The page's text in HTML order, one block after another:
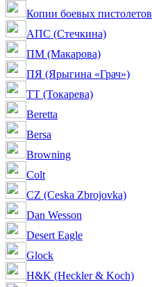
Копии боевых пистолетов
АПС (Стечкина)
ПМ (Макарова)
ПЯ (Ярыгина «Грач»)
ТТ (Токарева)
Beretta
Bersa
Browning
Colt
CZ (Ceska Zbrojovka)
Dan Wesson
Desert Eagle
Glock
H&K (Heckler & Koch)